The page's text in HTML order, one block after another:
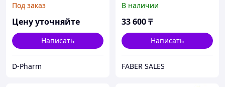
Под заказ
Цену уточняйте
Написать
D-Pharm
укрепляющее,
бактерицидное и
В наличии
33 600₸
Написать
FABER SALES